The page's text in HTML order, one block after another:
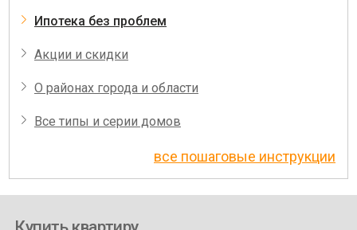
Ипотека без проблем
Акции и скидки
О районах города и области
Все типы и серии домов
все пошаговые инструкции